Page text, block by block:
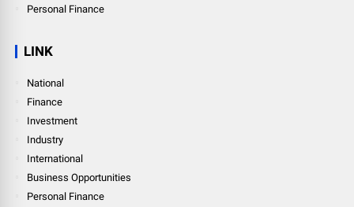
Personal Finance
LINK
National
Finance
Investment
Industry
International
Business Opportunities
Personal Finance